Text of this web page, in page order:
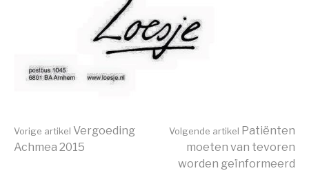
Verder
Vorige artikel Vergoeding
Achmea 2015
Volgende artikel Patiënten
moeten van tevoren
worden geïnformeerd